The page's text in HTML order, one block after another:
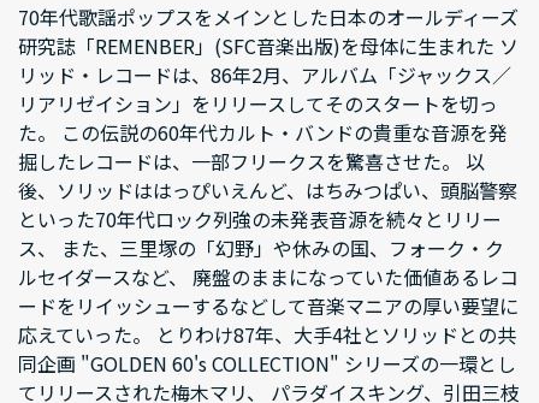
70年代歌謡ポップスをメインとした日本のオールディーズ
研究誌「REMENBER」(SFC音楽出版)を母体に生まれた ソ
リッド・レコードは、86年2月、アルバム「ジャックス／
リアリゼイション」をリリースしてそのスタートを切っ
た。 この伝説の60年代カルト・バンドの貴重な音源を発
掘したレコードは、一部フリークスを驚喜させた。 以
後、ソリッドははっぴいえんど、はちみつぱい、頭脳警察
といった70年代ロック列強の未発表音源を続々とリリー
ス、 また、三里塚の「幻野」や休みの国、フォーク・ク
ルセイダースなど、 廃盤のままになっていた価値あるレコ
ードをリイッシューするなどして音楽マニアの厚い要望に
応えていった。 とりわけ87年、大手4社とソリッドとの共
同企画 "GOLDEN 60's COLLECTION" シリーズの一環とし
てリリースされた梅木マリ、 パラダイスキング、引田三枝